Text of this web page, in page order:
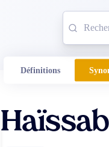
Définitions